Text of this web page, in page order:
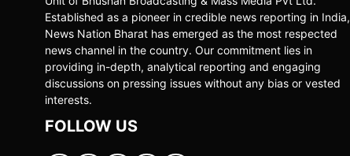
Established as a pioneer in credible news reporting in India,
News Nation Bharat has emerged as the most respected
news channel in the country. Our commitment lies in
providing in-depth, analytical reporting and engaging
discussions on pressing issues without any bias or vested
interests.
FOLLOW US